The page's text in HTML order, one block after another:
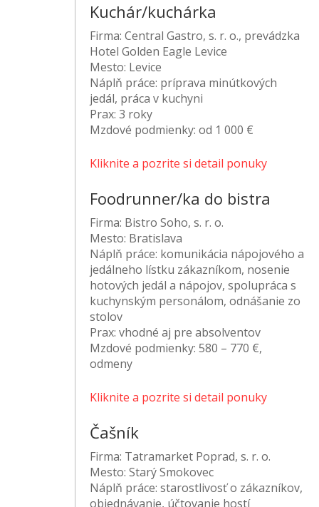
Kuchár/kuchárka
Firma:Central Gastro, s. r. o., prevádzka
Hotel Golden Eagle Levice
Mesto: Levice
Náplň práce: príprava minútkových
jedál, práca v kuchyni
Prax: 3 roky
Mzdové podmienky: od 1 000 €
Kliknite a pozrite si detail ponuky
Foodrunner/ka do bistra
Firma: Bistro Soho, s. r. o.
Mesto: Bratislava
Náplň práce: komunikácia nápojového a
jedálneho lístku zákazníkom, nosenie
hotových jedál a nápojov, spolupráca s
kuchynským personálom, odnášanie zo
stolov
Prax: vhodné aj pre absolventov
Mzdové podmienky: 580 – 770 €,
odmeny
Kliknite a pozrite si detail ponuky
Čašník
Firma: Tatramarket Poprad, s. r. o.
Mesto: Starý Smokovec
Náplň práce: starostlivosť o zákazníkov,
objednávanie, účtovanie hostí